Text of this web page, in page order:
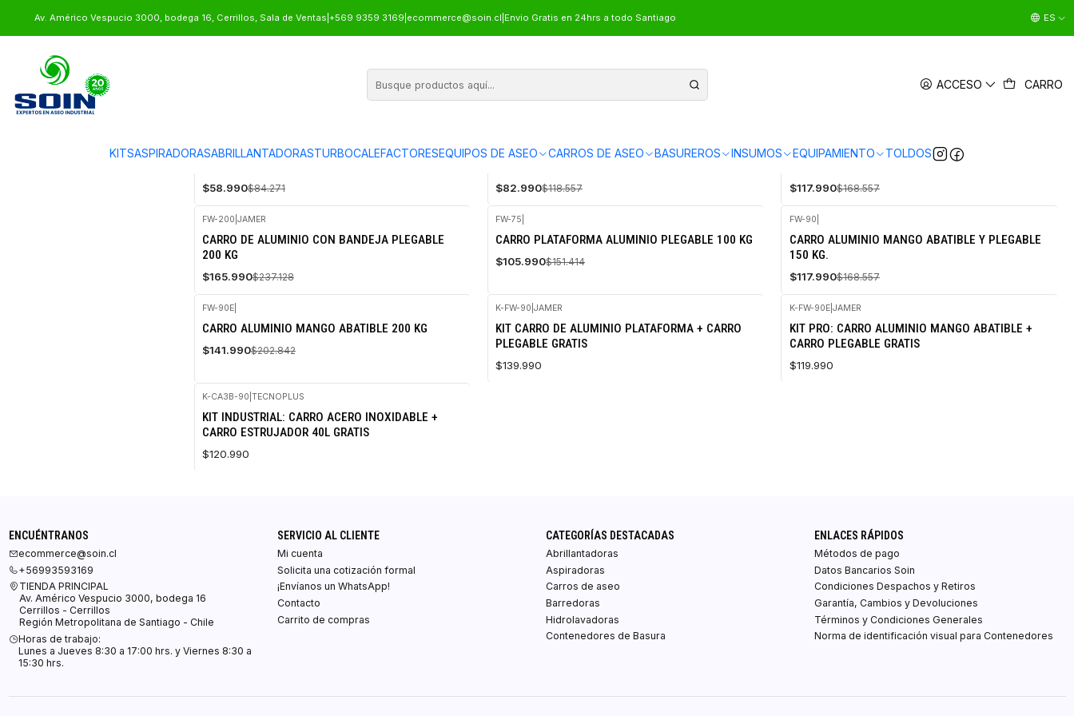
ACCESO CARRO
KITSASPIRADORASABRILLANTADORASTURBOCALEFACTORESEQUIPOS DE ASEO CARROS DE ASEO BASUREROS INSUMOS EQUIPAMIENTO TOLDOS
Av. Américo Vespucio 3000, bodega 16, Cerrillos, Sala de Ventas +569 9359 3169 ecommerce@soin.cl Envio Gratis en 24hrs a todo Santiago ES
Inicio EQUIPAMIENTO CARROS MANUALES
CARROS MANUALES
$58.990$84.271 $82.990$118.557
CARRO DE ALUMINIO PLEGABLE 150 KG
$117.990$168.557
-30%
OFF
FW-200 JAMER
CARRO DE ALUMINIO CON BANDEJA PLEGABLE
200 KG
$165.990$237.128
-30%
OFF
FW-75
CARRO PLATAFORMA ALUMINIO PLEGABLE 100 KG
$105.990$151.414
-30%
OFF
FW-90
CARRO ALUMINIO MANGO ABATIBLE Y PLEGABLE
150 KG.
$117.990$168.557
-30%
OFF
FW-90E
CARRO ALUMINIO MANGO ABATIBLE 200 KG
$141.990$202.842
K-FW-90 |JAMER
KIT CARRO DE ALUMINIO PLATAFORMA + CARRO
PLEGABLE GRATIS
$139.990
K-FW-90E| JAMER
KIT PRO: CARRO ALUMINIO MANGO ABATIBLE +
CARRO PLEGABLE GRATIS
$119.990
K-CA3B-90 TECNOPLUS
KIT INDUSTRIAL: CARRO ACERO INOXIDABLE +
CARRO ESTRUJADOR 40L GRATIS
$120.990
ENCUÉNTRANOS
ecommerce@soin.cl
+56993593169
TIENDA PRINCIPAL
Av. Américo Vespucio 3000, bodega 16
Cerrillos - Cerrillos
Región Metropolitana de Santiago - Chile
Horas de trabajo:
Lunes a Jueves 8:30 a 17:00 hrs. y Viernes 8:30 a
15:30 hrs.
SERVICIO AL CLIENTE
Mi cuenta
Solicita una cotización formal
¡Envíanos un WhatsApp!
Contacto
Carrito de compras
CATEGORÍAS DESTACADAS
Abrillantadoras
Aspiradoras
Carros de aseo
Barredoras
Hidrolavadoras
Contenedores de Basura
ENLACES RÁPIDOS
Métodos de pago
Datos Bancarios Soin
Condiciones Despachos y Retiros
Garantía, Cambios y Devoluciones
Términos y Condiciones Generales
Norma de identificación visual para Contenedores